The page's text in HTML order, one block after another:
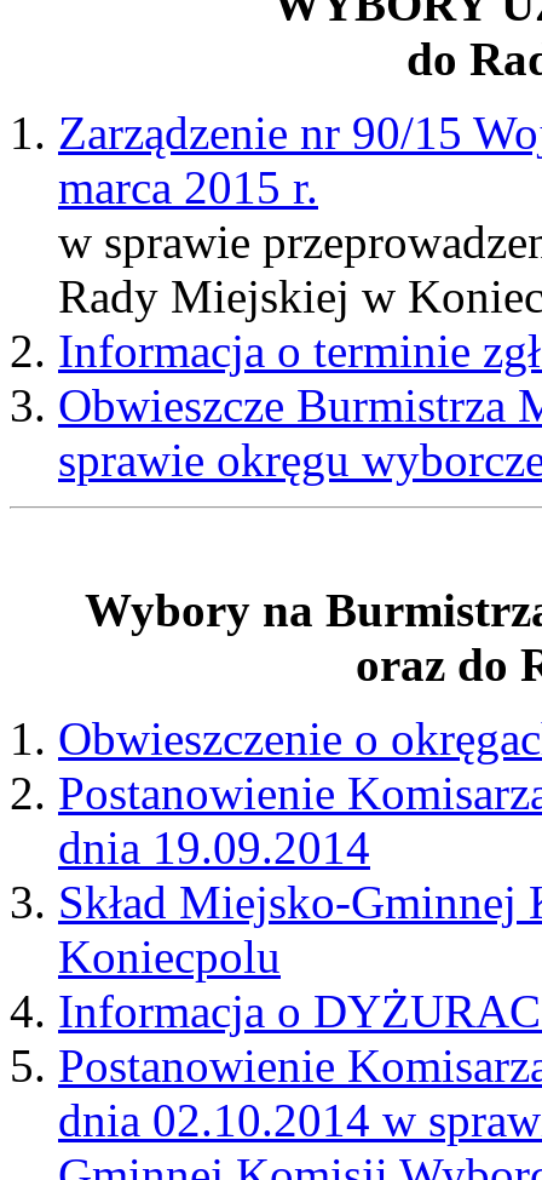
do
Zarządzenie nr 90/15
marca 2015 r.
w sprawie
Rady Miejskiej w
Informacja o terminie
Obwieszcze Burmistrza
sprawie okręgu
Wybory na
oraz do
Obwieszczenie o
Postanowienie
dnia 19.09.2014
Skład Miejsko-
Koniecpolu
Informacja o
Postanowienie
dnia 02.10.2014 w